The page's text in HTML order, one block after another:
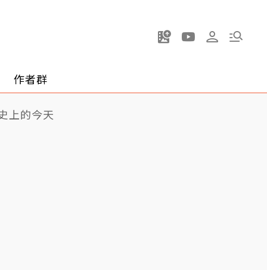
作者群
上的今天